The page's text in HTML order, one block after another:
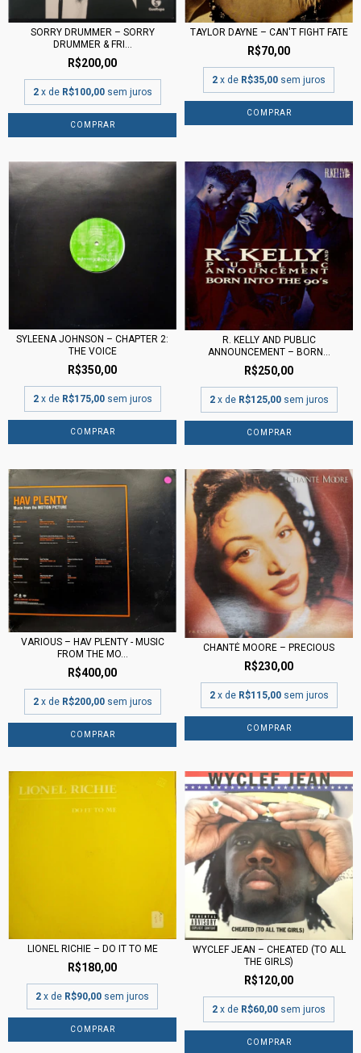
SORRY DRUMMER ‎– SORRY
DRUMMER & FRI...
R$200,00
2 x de R$100,00 sem juros
TAYLOR DAYNE – CAN'T FIGHT FATE
R$70,00
2 x de R$35,00 sem juros
SYLEENA JOHNSON – CHAPTER 2:
THE VOICE
R$350,00
2 x de R$175,00 sem juros
R. KELLY AND PUBLIC
ANNOUNCEMENT – BORN...
R$250,00
2 x de R$125,00 sem juros
VARIOUS – HAV PLENTY - MUSIC
FROM THE MO...
R$400,00
2 x de R$200,00 sem juros
CHANTÉ MOORE – PRECIOUS
R$230,00
2 x de R$115,00 sem juros
LIONEL RICHIE – DO IT TO ME
R$180,00
2 x de R$90,00 sem juros
WYCLEF JEAN – CHEATED (TO ALL
THE GIRLS)
R$120,00
2 x de R$60,00 sem juros